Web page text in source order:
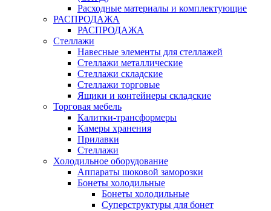
Расходные материалы и комплектующие
РАСПРОДАЖА
РАСПРОДАЖА
Стеллажи
Навесные элементы для стеллажей
Стеллажи металлические
Стеллажи складские
Стеллажи торговые
Ящики и контейнеры складские
Торговая мебель
Калитки-трансформеры
Камеры хранения
Прилавки
Стеллажи
Холодильное оборудование
Аппараты шоковой заморозки
Бонеты холодильные
Бонеты холодильные
Суперструктуры для бонет